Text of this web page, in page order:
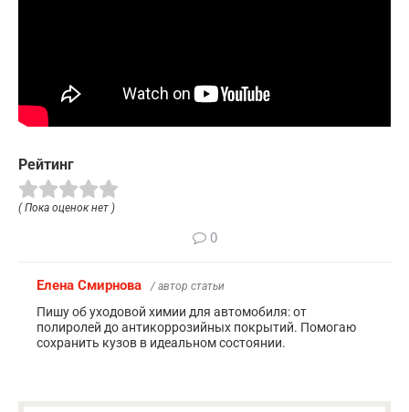
Рейтинг
( Пока оценок нет )
0
Елена Смирнова / автор статьи
Пишу об уходовой химии для автомобиля: от
полиролей до антикоррозийных покрытий. Помогаю
сохранить кузов в идеальном состоянии.